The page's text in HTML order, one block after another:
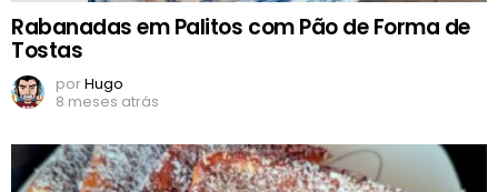
Rabanadas em Palitos com Pão de Forma de
Tostas
porHugo
8 meses atrás